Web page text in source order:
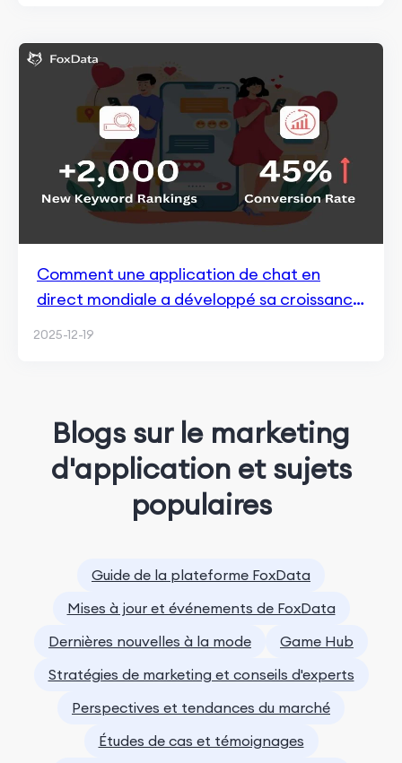
Comment une application de chat en
direct mondiale a développé sa croissance
2025-12-19
Blogs sur le marketing
d'application et sujets
populaires
Guide de la plateforme FoxData
Mises à jour et événements de FoxData
Dernières nouvelles à la mode
Game Hub
Stratégies de marketing et conseils d'experts
Perspectives et tendances du marché
Études de cas et témoignages